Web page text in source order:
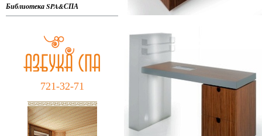
Библиотека SPA&СПА
721-32-71